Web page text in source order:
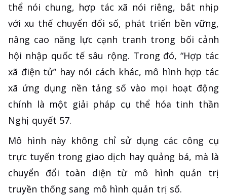
thể nói chung, hợp tác xã nói riêng, bắt nhịp
với xu thế chuyển đổi số, phát triển bền vững,
nâng cao năng lực cạnh tranh trong bối cảnh
hội nhập quốc tế sâu rộng. Trong đó, “Hợp tác
xã điện tử” hay nói cách khác, mô hình hợp tác
xã ứng dụng nền tảng số vào mọi hoạt động
chính là một giải pháp cụ thể hóa tinh thần
Nghị quyết 57.
Mô hình này không chỉ sử dụng các công cụ
trực tuyến trong giao dịch hay quảng bá, mà là
chuyển đổi toàn diện từ mô hình quản trị
truyền thống sang mô hình quản trị số.